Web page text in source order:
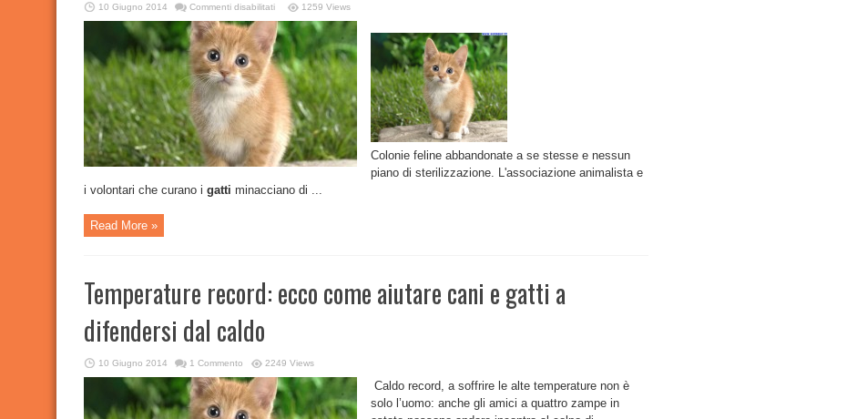
10 Giugno 2014 Commenti disabilitatisu
le
scorte
di
cibo
per
gatti
del
cimitero,
l’Enpa
diffida
Comune
1259 Views
Colonie feline abbandonate a se stesse e nessun
piano di sterilizzazione. L'associazione animalista e
i volontari che curano i gatti minacciano di ...
Read More »
Temperature record: ecco come aiutare cani e gatti a
difendersi dal caldo
10 Giugno 2014 1 Commento 2249 Views
Caldo record, a soffrire le alte temperature non è
solo l’uomo: anche gli amici a quattro zampe in